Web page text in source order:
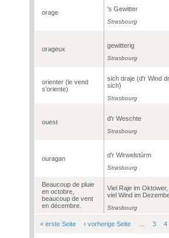
orage 's Gewitter
Strasbourg
orageux gewitterig
Strasbourg
orienter (le vend
s’oriente)
sich draje (d'r Wind
sich)
Strasbourg
ouest d'r Weschte
Strasbourg
ouragan d'r Wirwelstùrm
Strasbourg
Beaucoup de pluie
en octobre,
beaucoup de vent
en décembre.
Viel Raje im Oktower,
viel Wind im
Strasbourg
Seiten
« erste Seite ‹ vorherige Seite 3 4